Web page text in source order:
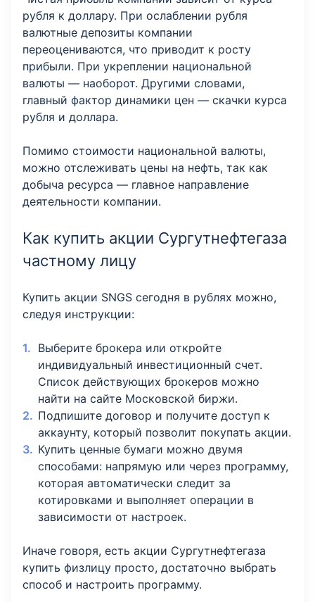
рубля к доллару. При ослаблении рубля
валютные депозиты компании
переоцениваются, что приводит к росту
прибыли. При укреплении национальной
валюты — наоборот. Другими словами,
главный фактор динамики цен — скачки курса
рубля и доллара.
Помимо стоимости национальной валюты,
можно отслеживать цены на нефть, так как
добыча ресурса — главное направление
деятельности компании.
Как купить акции Сургутнефтегаза
частному лицу
Купить акции SNGS сегодня в рублях можно,
следуя инструкции:
Выберите брокера или откройте
индивидуальный инвестиционный счет.
Список действующих брокеров можно
найти на сайте Московской биржи.
Подпишите договор и получите доступ к
аккаунту, который позволит покупать акции.
Купить ценные бумаги можно двумя
способами: напрямую или через программу,
которая автоматически следит за
котировками и выполняет операции в
зависимости от настроек.
Иначе говоря, есть акции Сургутнефтегаза
купить физлицу просто, достаточно выбрать
способ и настроить программу.